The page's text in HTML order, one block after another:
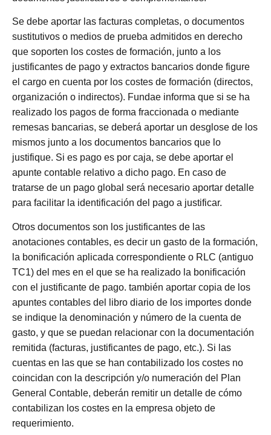
Se debe aportar las facturas completas, o documentos
sustitutivos o medios de prueba admitidos en derecho
que soporten los costes de formación, junto a los
justificantes de pago y extractos bancarios donde figure
el cargo en cuenta por los costes de formación (directos,
organización o indirectos). Fundae informa que si se ha
realizado los pagos de forma fraccionada o mediante
remesas bancarias, se deberá aportar un desglose de los
mismos junto a los documentos bancarios que lo
justifique. Si es pago es por caja, se debe aportar el
apunte contable relativo a dicho pago. En caso de
tratarse de un pago global será necesario aportar detalle
para facilitar la identificación del pago a justificar.
Otros documentos son los justificantes de las
anotaciones contables, es decir un gasto de la formación,
la bonificación aplicada correspondiente o RLC (antiguo
TC1) del mes en el que se ha realizado la bonificación
con el justificante de pago. también aportar copia de los
apuntes contables del libro diario de los importes donde
se indique la denominación y número de la cuenta de
gasto, y que se puedan relacionar con la documentación
remitida (facturas, justificantes de pago, etc.). Si las
cuentas en las que se han contabilizado los costes no
coincidan con la descripción y/o numeración del Plan
General Contable, deberán remitir un detalle de cómo
contabilizan los costes en la empresa objeto de
requerimiento.